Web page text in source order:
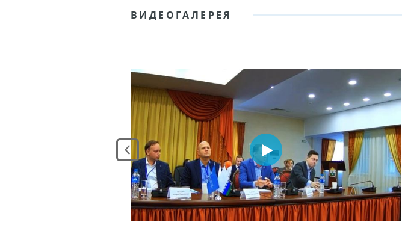
ВИДЕОГАЛЕРЕЯ